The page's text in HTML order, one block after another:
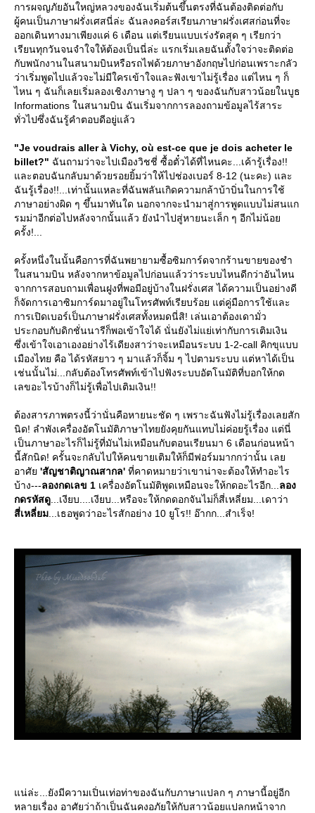
การผจญภัยอันใหญ่หลวงของฉันเริ่มต้นขึ้นตรงที่ฉันต้องติดต่อกับ
ผู้คนเป็นภาษาฝรั่งเศสนี่ล่ะ ฉันลงคอร์สเรียนภาษาฝรั่งเศสก่อนที่จะ
ออกเดินทางมาเพียงแค่ 6 เดือน แต่เรียนแบบเร่งรัดสุด ๆ เรียกว่า
เรียนทุกวันจนจำใจให้ต้องเป็นนี่ล่ะ แรกเริ่มเลยฉันตั้งใจว่าจะติดต่อ
กับพนักงานในสนามบินหรือรถไฟด้วยภาษาอังกฤษไปก่อนเพราะกลัว
ว่าเริ่มพูดไปแล้วจะไม่มีใครเข้าใจและฟังเขาไม่รู้เรื่อง แต่ไหน ๆ ก็
ไหน ๆ ฉันก็เลยเริ่มลองเชิงภาษางู ๆ ปลา ๆ ของฉันกับสาวน้อยในบูธ
Informations ในสนามบิน ฉันเริ่มจากการลองถามข้อมูลไร้สาระ
ทั่วไปซึ่งฉันรู้คำตอบดีอยู่แล้ว
"Je voudrais aller à Vichy, où est-ce que je dois acheter le
billet?" ฉันถามว่าจะไปเมืองวิชชี่ ซื้อตั๋วได้ที่ไหนคะ...เค้ารู้เรื่อง!!
ละตอบฉันกลับมาด้วยรอยยิ้มว่าให้ไปช่องเบอร์ 8-12 (นะคะ) และ
ฉันรู้เรื่อง!!...เท่านั้นแหละที่ฉันพลันเกิดความกล้าบ้าบิ่นในการใช้
ภาษาอย่างผิด ๆ ขึ้นมาทันใด นอกจากจะนำมาสู่การพูดแบบไม่สนแก
รมม่าอีกต่อไปหลังจากนั้นแล้ว ยังนำไปสู่หายนะเล็ก ๆ อีกไม่น้อ
ครั้ง!...
ครั้งหนึ่งในนั้นคือการที่ฉันพยายามซื้อซิมการ์ดจากร้านขายของชำ
นสนามบิน หลังจากหาข้อมูลไปก่อนแล้วว่าระบบไหนดีกว่าอันไหน
จากการสอบถามเพื่อนฝูงที่พอมีอยู่บ้างในฝรั่งเศส ได้ความเป็นอย่างดี
ก็จัดการเอาซิมการ์ดมาอยู่ในโทรศัพท์เรียบร้อย แต่คู่มือการใช้และ
การเปิดเบอร์เป็นภาษาฝรั่งเศสทั้งหมดนี่สิ! เล่นเอาต้องเดามั่ว
ประกอบกับดิกชั่นนารีก็พอเข้าใจได้ นั่นยังไม่แย่เท่ากับการเติมเงิน
ซึ่งเข้าใจเอาเองอย่างไร้เดียงสาว่าจะเหมือนระบบ 1-2-call คิกขุแบบ
เมืองไทย คือ ได้รหัสยาว ๆ มาแล้วก็จิ้ม ๆ ไปตามระบบ แต่หาได้เป็น
เช่นนั้นไม่...กลับต้องโทรศัพท์เข้าไปฟังระบบอัตโนมัติที่บอกให้กด
เลขอะไรบ้างก็ไม่รู้เพื่อไปเติมเงิน!!
ต้องสารภาพตรงนี้ว่านั่นคือหายนะชัด ๆ เพราะฉันฟังไม่รู้เรื่องเลยสัก
นิด! ลำพังเครื่องอัตโนมัติภาษาไทยยังคุยกันแทบไม่ค่อยรู้เรื่อง แต่นี่
เป็นภาษาอะไรก็ไม่รู้ที่มันไม่เหมือนกับตอนเรียนมา 6 เดือนก่อนหน้า
นี้สักนิด! ครั้นจะกลับไปให้คนขายเติมให้ก็มีฟอร์มมากกว่านั้น เล
อาศั 'สัญชาติญาณสากล' ที่คาดหมายว่าเขาน่าจะต้องให้ทำอะไร
บ้าง---ลองกดเลข 1 เครื่องอัตโนมัติพูดเหมือนจะให้กดอะไรอีก...ลอง
กดรหัสดู...เงียบ....เงียบ...หรือจะให้กดดอกจันไม่ก็สี่เหลี่ยม...เดาว่า
สี่เหลี่ยม...เธอพูดว่าอะไรสักอย่าง 10 ยูโร!! อ๊ากก...สำเร็จ!
น่ล่ะ...ยังมีความเปิ่นเท่อท่าของฉันกับภาษาแปลก ๆ ภาษานี้อยู่อีก
หลายเรื่อง อาศัยว่าถ้าเป็นฉันคงอภัยให้กับสาวน้อยแปลกหน้าจาก